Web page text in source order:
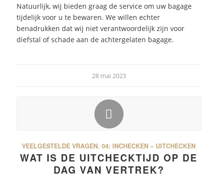
Natuurlijk, wij bieden graag de service om uw bagage
tijdelijk voor u te bewaren. We willen echter
benadrukken dat wij niet verantwoordelijk zijn voor
diefstal of schade aan de achtergelaten bagage.
28 mai 2023
VEELGESTELDE VRAGEN. 04: INCHECKEN – UITCHECKEN
WAT IS DE UITCHECKTIJD OP DE
DAG VAN VERTREK?